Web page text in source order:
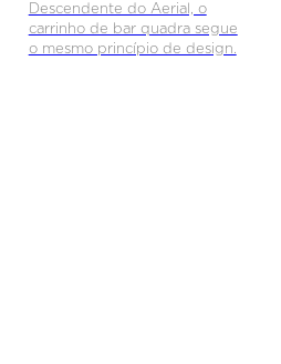
Descendente do Aerial, o
carrinho de bar quadra segue
o mesmo princípio de design.